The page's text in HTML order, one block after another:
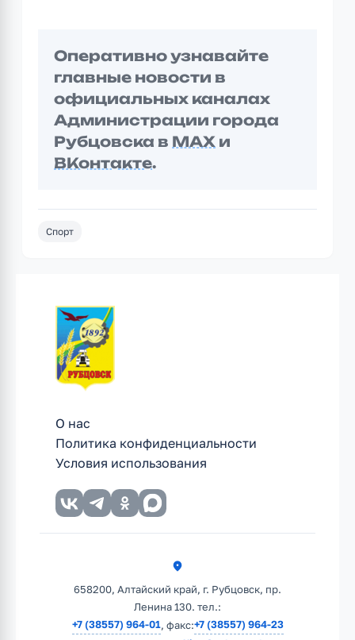
Оперативно узнавайте
главные новости в
официальных каналах
Администрации города
Рубцовска в MAX и
ВКонтакте.
Спорт
О нас
Политика конфиденциальности
Условия использования
658200, Алтайский край, г. Рубцовск, пр.
Ленина 130. тел.:
+7 (38557) 964-01, факс:+7 (38557) 964-23